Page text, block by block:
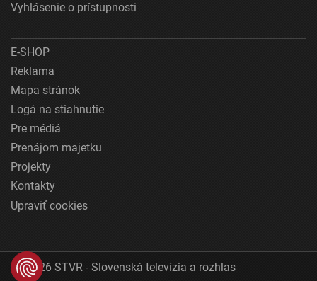
Vyhlásenie o prístupnosti
E-SHOP
Reklama
Mapa stránok
Logá na stiahnutie
Pre médiá
Prenájom majetku
Projekty
Kontakty
Upraviť cookies
© 2026 STVR - Slovenská televízia a rozhlas